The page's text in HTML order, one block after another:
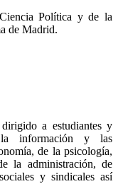
Política y de la
de Madrid.
a estudiantes y
la información y las
de la psicología,
la administración, de
y sindicales así